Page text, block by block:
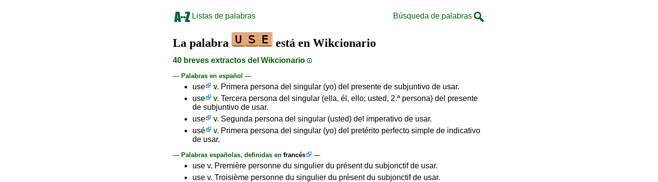
Listas de palabras Búsqueda de palabras
La palabra está en Wikcionario
40 breves extractos del Wikcionario
— Palabras en español —
use
v. Primera persona del singular (yo) del presente de subjuntivo de usar.
use
v. Tercera persona del singular (ella, él, ello; usted, 2.ª persona) del presente
de subjuntivo de usar.
use
v. Segunda persona del singular (usted) del imperativo de usar.
usé
v. Primera persona del singular (yo) del pretérito perfecto simple de indicativo
de usar.
— Palabras españolas, definidas en francés —
use v. Première personne du singulier du présent du subjonctif de usar.
use v. Troisième personne du singulier du présent du subjonctif de usar.